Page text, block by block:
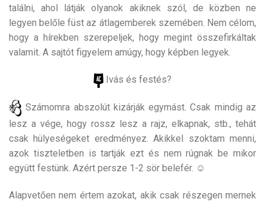
találni, ahol látják olyanok akiknek szól, de közben ne
legyen belőle füst az átlagemberek szemében. Nem célom,
hogy a hírekben szerepeljek, hogy megint összefirkáltak
valamit. A sajtót figyelem amúgy, hogy képben legyek.
Ivás és festés?
Számomra abszolút kizárják egymást. Csak mindig az
lesz a vége, hogy rossz lesz a rajz, elkapnak, stb., tehát
csak hülyeségeket eredményez. Akikkel szoktam menni,
azok tiszteletben is tartják ezt és nem rúgnak be mikor
együtt festünk. Azért persze 1-2 sör belefér. ☺
Alapvetően nem értem azokat, akik csak részegen mernek